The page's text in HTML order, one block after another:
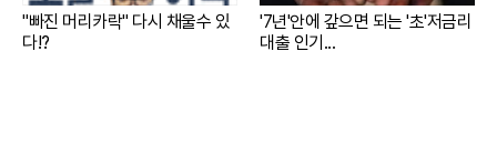
"빠진 머리카락" 다시 채울수 있
다!?
'7년'안에 갚으면 되는 '초'저금리
대출 인기...